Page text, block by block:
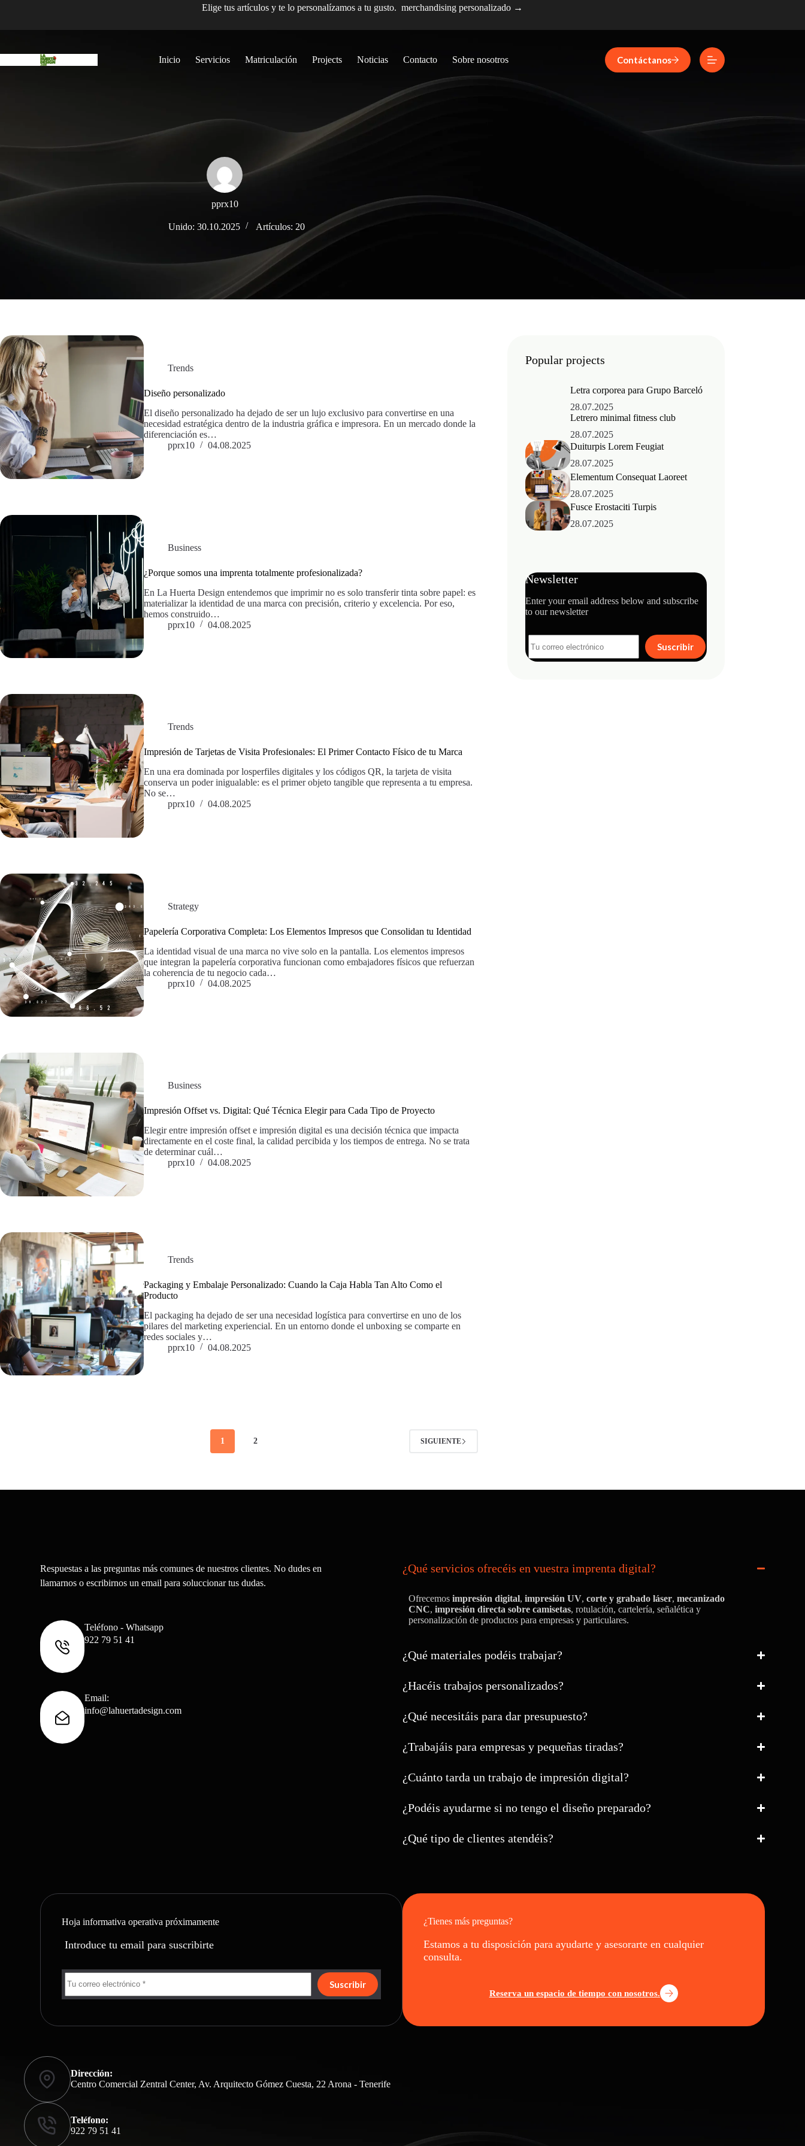
Elige tus artículos y te lo personalízamos a tu gusto. merchandising personalizado →
Inicio Servicios Matriculación Projects Noticias Contacto Sobre nosotros Contáctanos
pprx10
Unido: 30.10.2025 Artículos: 20
Trends
Diseño personalizado
El diseño personalizado ha dejado de ser un lujo exclusivo para convertirse en una
necesidad estratégica dentro de la industria gráfica e impresora. En un mercado donde la
diferenciación es…
pprx10
04.08.2025
Business
¿Porque somos una imprenta totalmente profesionalizada?
En La Huerta Design entendemos que imprimir no es solo transferir tinta sobre papel: es
materializar la identidad de una marca con precisión, criterio y excelencia. Por eso,
hemos construido…
pprx10
04.08.2025
Trends
Impresión de Tarjetas de Visita Profesionales: El Primer Contacto Físico de tu Marca
En una era dominada por losperfiles digitales y los códigos QR, la tarjeta de visita
conserva un poder inigualable: es el primer objeto tangible que representa a tu empresa.
No se…
pprx10
04.08.2025
Strategy
Papelería Corporativa Completa: Los Elementos Impresos que Consolidan tu Identidad
La identidad visual de una marca no vive solo en la pantalla. Los elementos impresos
que integran la papelería corporativa funcionan como embajadores físicos que refuerzan
la coherencia de tu negocio cada…
pprx10
04.08.2025
Business
Impresión Offset vs. Digital: Qué Técnica Elegir para Cada Tipo de Proyecto
Elegir entre impresión offset e impresión digital es una decisión técnica que impacta
directamente en el coste final, la calidad percibida y los tiempos de entrega. No se trata
de determinar cuál…
pprx10
04.08.2025
Trends
Packaging y Embalaje Personalizado: Cuando la Caja Habla Tan Alto Como el
Producto
El packaging ha dejado de ser una necesidad logística para convertirse en uno de los
pilares del marketing experiencial. En un entorno donde el unboxing se comparte en
redes sociales y…
pprx10
04.08.2025
1 2 SIGUIENTE
Popular projects
Letra corporea para Grupo Barceló
28.07.2025
Letrero minimal fitness club
28.07.2025
Duiturpis Lorem Feugiat
28.07.2025
Elementum Consequat Laoreet
28.07.2025
Fusce Erostaciti Turpis
28.07.2025
Newsletter
Enter your email address below and subscribe
to our newsletter
Suscribir
Respuestas a las preguntas más comunes de nuestros clientes. No dudes en
llamarnos o escribirnos un email para soluccionar tus dudas.
Teléfono - Whatsapp
922 79 51 41
Email:
info@lahuertadesign.com
¿Qué servicios ofrecéis en vuestra imprenta digital?
Ofrecemos impresión digital, impresión UV, corte y grabado láser, mecanizado
CNC, impresión directa sobre camisetas, rotulación, cartelería, señalética y
personalización de productos para empresas y particulares.
¿Qué materiales podéis trabajar?
¿Hacéis trabajos personalizados?
¿Qué necesitáis para dar presupuesto?
¿Trabajáis para empresas y pequeñas tiradas?
¿Cuánto tarda un trabajo de impresión digital?
¿Podéis ayudarme si no tengo el diseño preparado?
¿Qué tipo de clientes atendéis?
Hoja informativa operativa próximamente
Introduce tu email para suscribirte
Suscribir
¿Tienes más preguntas?
Estamos a tu disposición para ayudarte y asesorarte en cualquier
consulta.
Reserva un espacio de tiempo con nosotros.
Dirección:
Centro Comercial Zentral Center, Av. Arquitecto Gómez Cuesta, 22 Arona - Tenerife
Teléfono:
922 79 51 41